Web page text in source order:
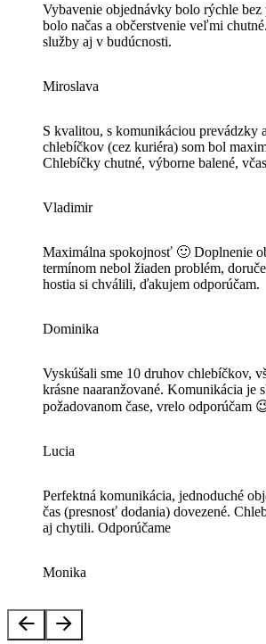
Vybavenie objednávky bolo rýchle bez
bolo načas a občerstvenie veľmi
služby aj v budúcnosti.
Miroslava
S kvalitou, s komunikáciou prevádzky
chlebíčkov (cez kuriéra) som bol
Chlebíčky chutné, výborne balené,
Vladimir
Maximálna spokojnosť 🙂 Doplnenie
termínom nebol žiaden problém,
hostia si chválili, ďakujem odporúčam.
Dominika
Vyskúšali sme 10 druhov chlebíčkov,
krásne naaranžované. Komunikácia je
požadovanom čase, vrelo odporúčam
Lucia
Perfektná komunikácia, jednoduché
čas (presnosť dodania) dovezené.
aj chytili. Odporúčame
Monika